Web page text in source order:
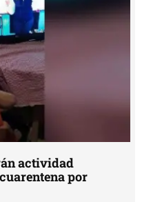
actividad
por